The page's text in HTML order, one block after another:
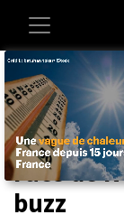
Accueil
Mercredi
Addams
rues de
buzz